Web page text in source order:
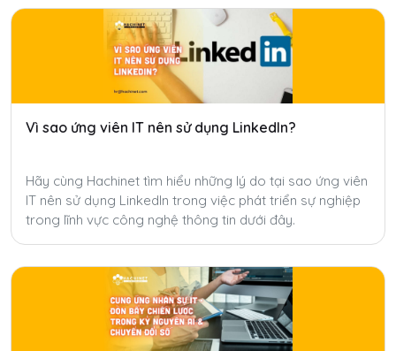
Vì sao ứng viên IT nên sử dụng LinkedIn?
Hãy cùng Hachinet tìm hiểu những lý do tại sao ứng viên
IT nên sử dụng LinkedIn trong việc phát triển sự nghiệp
trong lĩnh vực công nghệ thông tin dưới đây.